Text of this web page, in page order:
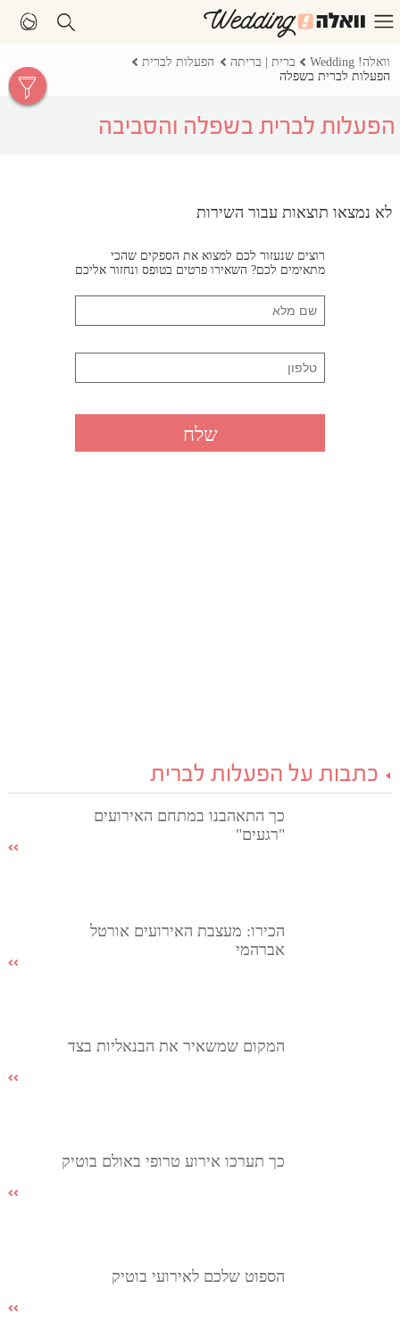
וואלה! Wedding ברית | בריתה
הפעלות לברית
הפעלות לברית בשפלה
הפעלות לברית בשפלה והסביבה
לא נמצאו תוצאות עבור השירות
כתבות על הפעלות לברית
כך התאהבנו במתחם האירועים
"רגעים"
הכירו: מעצבת האירועים אורטל
אברהמי
המקום שמשאיר את הבנאליות בצד
כך תערכו אירוע טרופי באולם בוטיק
הספוט שלכם לאירועי בוטיק